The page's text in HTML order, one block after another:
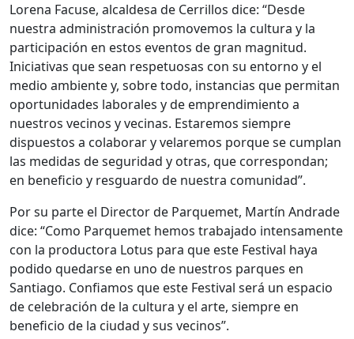
Lorena Facuse, alcaldesa de Cerrillos dice: “Desde
nuestra administración promovemos la cultura y la
participación en estos eventos de gran magnitud.
Iniciativas que sean respetuosas con su entorno y el
medio ambiente y, sobre todo, instancias que permitan
oportunidades laborales y de emprendimiento a
nuestros vecinos y vecinas. Estaremos siempre
dispuestos a colaborar y velaremos porque se cumplan
las medidas de seguridad y otras, que correspondan;
en beneficio y resguardo de nuestra comunidad”.
Por su parte el Director de Parquemet, Martín Andrade
dice: “Como Parquemet hemos trabajado intensamente
con la productora Lotus para que este Festival haya
podido quedarse en uno de nuestros parques en
Santiago. Confiamos que este Festival será un espacio
de celebración de la cultura y el arte, siempre en
beneficio de la ciudad y sus vecinos”.